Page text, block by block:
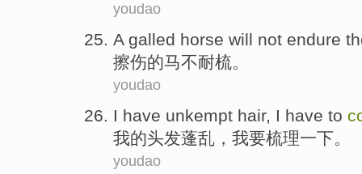
youdao
A galled horse will not endure
擦伤的马不耐梳。
youdao
I have unkempt hair, I have to
我的头发蓬乱 ，我要梳理一下。
youdao